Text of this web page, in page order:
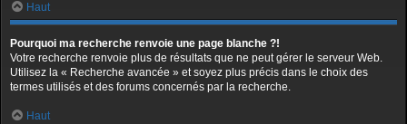
Haut
Pourquoi ma recherche renvoie une page blanche ?!
Votre recherche renvoie plus de résultats que ne peut gérer le serveur Web.
Utilisez la « Recherche avancée » et soyez plus précis dans le choix des
termes utilisés et des forums concernés par la recherche.
Haut